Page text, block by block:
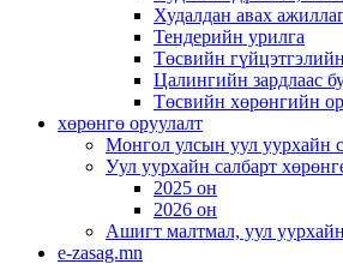
Худалдан авах
Тендерийн урилга
Төсвийн
Цалингийн зардлаас
Төсвийн хөрөнгийн
хөрөнгө оруулалт
Монгол улсын уул уурхайн
Уул уурхайн салбарт
2025 он
2026 он
Ашигт малтмал, уул
e-zasag.mn